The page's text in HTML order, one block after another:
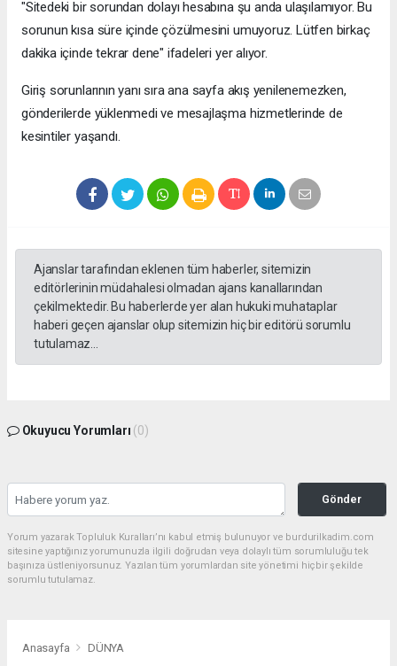
"Sitedeki bir sorundan dolayı hesabına şu anda ulaşılamıyor. Bu
sorunun kısa süre içinde çözülmesini umuyoruz. Lütfen birkaç
dakika içinde tekrar dene" ifadeleri yer alıyor.
Giriş sorunlarının yanı sıra ana sayfa akış yenilenemezken,
gönderilerde yüklenmedi ve mesajlaşma hizmetlerinde de
kesintiler yaşandı.
Ajanslar tarafından eklenen tüm haberler, sitemizin
editörlerinin müdahalesi olmadan ajans kanallarından
çekilmektedir. Bu haberlerde yer alan hukuki muhataplar
haberi geçen ajanslar olup sitemizin hiç bir editörü sorumlu
tutulamaz...
Okuyucu Yorumları (0)
Gönder
Yorum yazarak Topluluk Kuralları’nı kabul etmiş bulunuyor ve burdurilkadim.com
sitesine yaptığınız yorumunuzla ilgili doğrudan veya dolaylı tüm sorumluluğu tek
başınıza üstleniyorsunuz. Yazılan tüm yorumlardan site yönetimi hiçbir şekilde
sorumlu tutulamaz.
Anasayfa DÜNYA